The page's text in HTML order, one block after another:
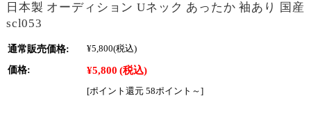
日本製 オーディション Uネック あったか 袖あり 国産
scl053
通常販売価格: ¥5,800(税込)
価格: ¥5,800 (税込)
[ポイント還元 58ポイント～]